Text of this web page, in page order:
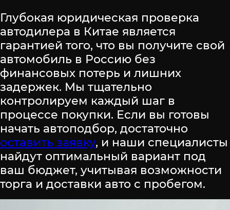
Глубокая юридическая проверка
автодилера в Китае является
гарантией того, что вы получите свой
автомобиль в Россию без
финансовых потерь и лишних
задержек. Мы тщательно
контролируем каждый шаг в
процессе покупки. Если вы готовы
начать автоподбор, достаточно
оставить заявку, и наши специалисты
найдут оптимальный вариант под
ваш бюджет, учитывая возможности
торга и доставки авто с пробегом.